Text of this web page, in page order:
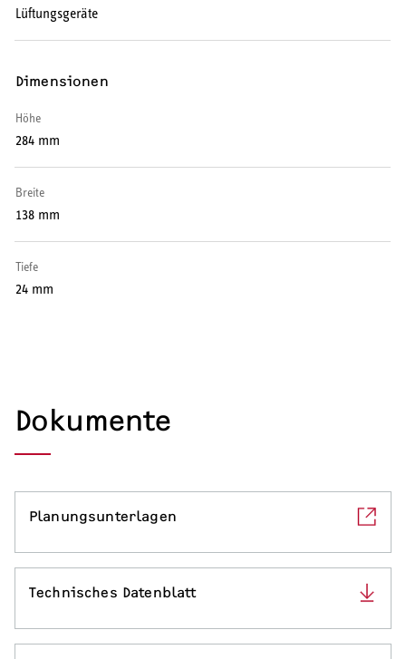
Lüftungsanlagen
SERVICE
Lüftungsgeräte
Dimensionen
Höhe
284 mm
Breite
138 mm
Tiefe
24 mm
Dokumente
Planungsunterlagen
Technisches Datenblatt